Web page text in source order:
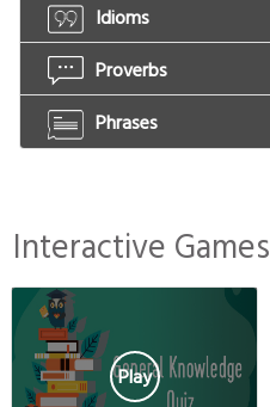
Idioms
Proverbs
Phrases
Interactive Games
Play